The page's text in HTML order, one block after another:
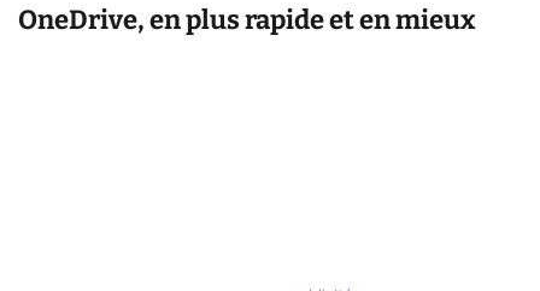
OneDrive, en plus rapide et en mieux